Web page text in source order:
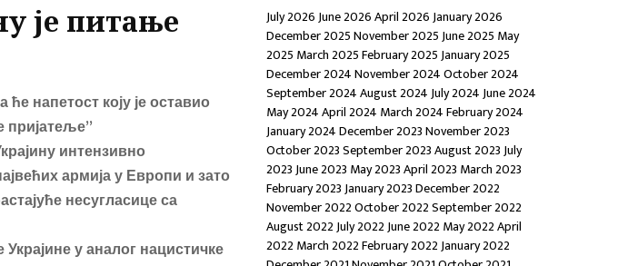
је питање
напетост коју је оставио
пријатеље”
интензивно
армија у Европи и зато
несугласице са
у аналог нацистичке
July 2026June 2026April 2026January 2026
December 2025November 2025June 2025 May
2025 March 2025February 2025January 2025
December 2024November 2024October 2024
September 2024August 2024July 2024June 2024
May 2024April 2024 March 2024February 2024
January 2024December 2023November 2023
October 2023September 2023August 2023July
2023June 2023 May 2023April 2023 March 2023
February 2023January 2023December 2022
November 2022October 2022September 2022
August 2022July 2022June 2022 May 2022April
2022 March 2022February 2022January 2022